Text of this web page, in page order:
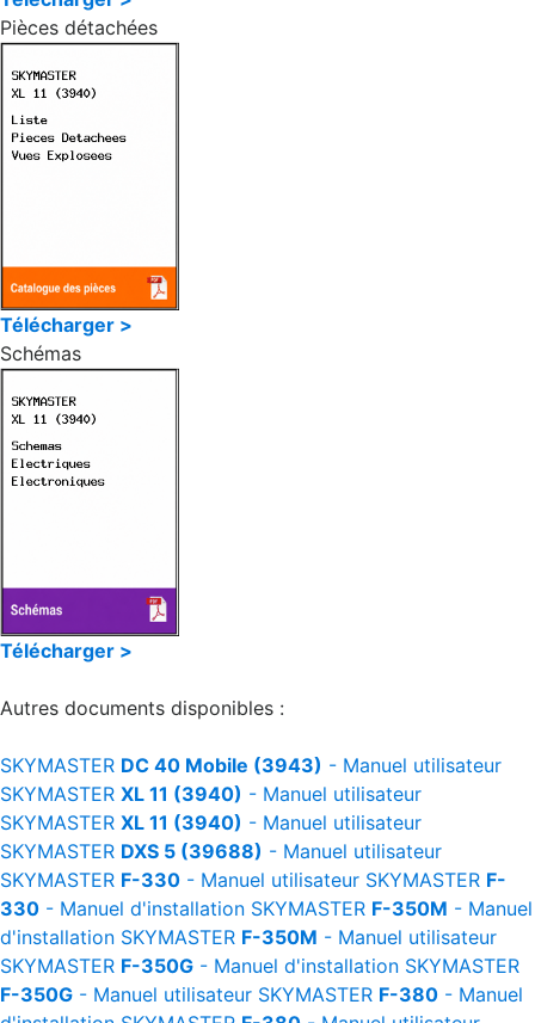
Pièces détachées
Télécharger >
Schémas
Télécharger >
Autres documents disponibles :
SKYMASTER DC 40 Mobile (3943) - Manuel utilisateur
SKYMASTER XL 11 (3940) - Manuel utilisateur
SKYMASTER XL 11 (3940) - Manuel utilisateur
SKYMASTER DXS 5 (39688) - Manuel utilisateur
SKYMASTER F-330 - Manuel utilisateur SKYMASTER F-
330 - Manuel d'installation SKYMASTER F-350M - Manuel
d'installation SKYMASTER F-350M - Manuel utilisateur
SKYMASTER F-350G - Manuel d'installation SKYMASTER
F-350G - Manuel utilisateur SKYMASTER F-380 - Manuel